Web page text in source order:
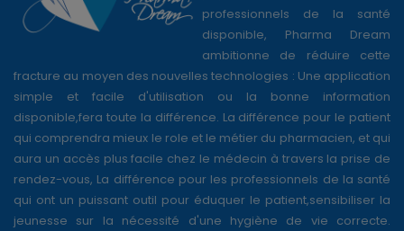
professionnels de la santé
disponible, Pharma Dream
ambitionne de réduire cette
fracture au moyen des nouvelles technologies : Une application
simple et facile d'utilisation ou la bonne information
disponible,fera toute la différence. La différence pour le patient
qui comprendra mieux le role et le métier du pharmacien, et qui
aura un accès plus facile chez le médecin à travers la prise de
rendez-vous, La différence pour les professionnels de la santé
qui ont un puissant outil pour éduquer le patient,sensibiliser la
jeunesse sur la nécessité d'une hygiène de vie correcte.